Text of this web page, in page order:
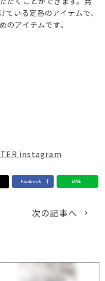
いる定番のアイテムで、
のアイテムです。
instagram
次の記事へ